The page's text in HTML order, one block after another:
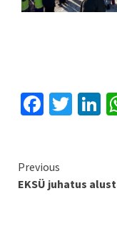
Continue
Reading
Previous
EKSÜ juhatus